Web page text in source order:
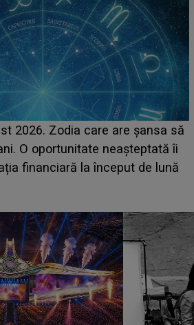
prima zi. Cine sunt artiștii
și de la ce ore au loc cele mai
scena principală?